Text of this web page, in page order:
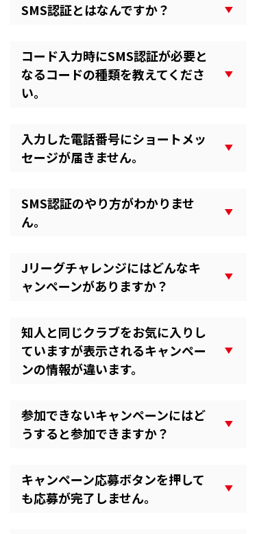
SMS認証とはなんですか？
コード入力時にSMS認証が必要と
なるコードの種類を教えてくださ
い。
入力した電話番号にショートメッ
セージが届きません。
SMS認証のやり方がわかりませ
ん。
Jリーグチャレンジにはどんなキ
ャンペーンがありますか？
知人と同じクラブをお気に入りし
ていますが表示されるキャンペー
ンの情報が違います。
参加できないキャンペーンにはど
うすると参加できますか？
キャンペーン応募ボタンを押して
も応募が完了しません。